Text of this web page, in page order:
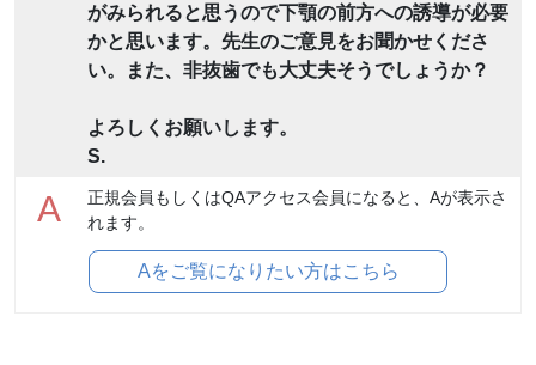
がみられると思うので下顎の前方への誘導が必要
かと思います。先生のご意見をお聞かせくださ
い。また、非抜歯でも大丈夫そうでしょうか？
よろしくお願いします。
S.
A
正規会員もしくはQAアクセス会員になると、Aが表示さ
れます。
Aをご覧になりたい方はこちら